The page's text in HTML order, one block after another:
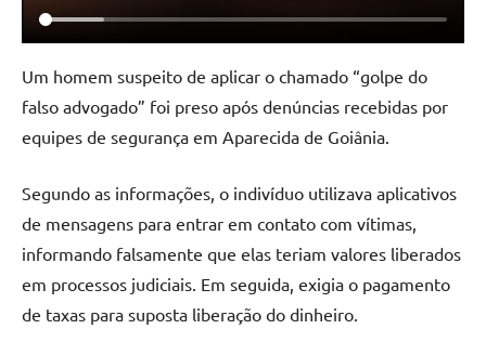
Um homem suspeito de aplicar o chamado “golpe do
falso advogado” foi preso após denúncias recebidas por
equipes de segurança em Aparecida de Goiânia.
Segundo as informações, o indivíduo utilizava aplicativos
de mensagens para entrar em contato com vítimas,
informando falsamente que elas teriam valores liberados
em processos judiciais. Em seguida, exigia o pagamento
de taxas para suposta liberação do dinheiro.